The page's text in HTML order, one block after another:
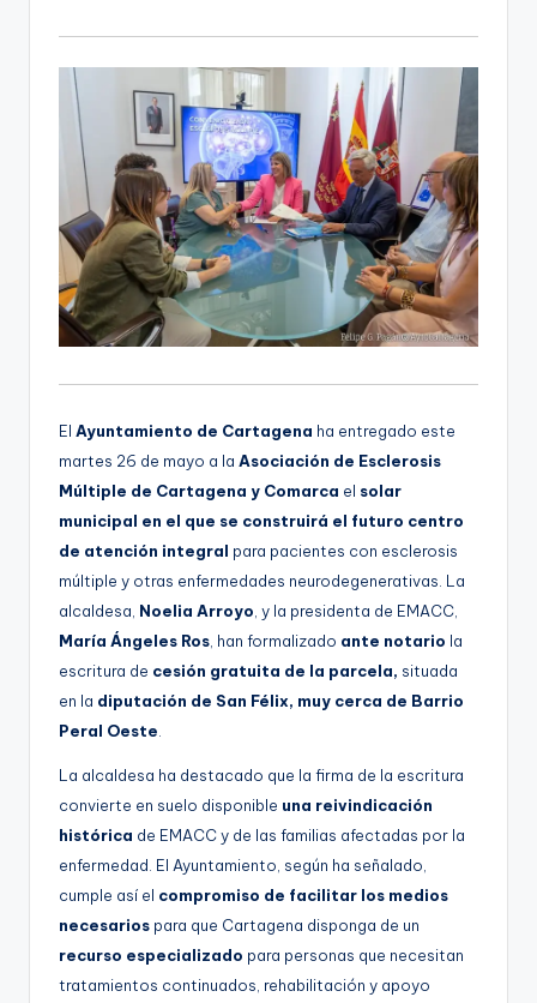
o
El Ayuntamiento de Cartagena ha entregado este
martes 26 de mayo a la Asociación de Esclerosis
Múltiple de Cartagena y Comarca el solar
municipal en el que se construirá el futuro centro
de atención integral para pacientes con esclerosis
múltiple y otras enfermedades neurodegenerativas. La
alcaldesa, Noelia Arroyo , y la presidenta de EMACC,
María Ángeles Ros , han formalizado ante notario la
escritura de cesión gratuita de la parcela, situada
en la diputación de San Félix, muy cerca de Barrio
Peral Oeste
La alcaldesa ha destacado que la firma de la escritura
convierte en suelo disponible una reivindicación
histórica de EMACC y de las familias afectadas por la
enfermedad. El Ayuntamiento, según ha señalado,
cumple así el compromiso de facilitar los medios
necesarios para que Cartagena disponga de un
recurso especializado para personas que necesitan
tratamientos continuados, rehabilitación y apoyo